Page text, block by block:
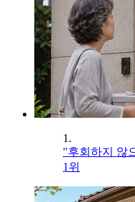
1.
"후회하지 않
1위